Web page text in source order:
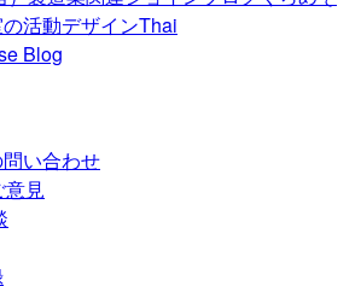
活動デザインThai
Blog
い合わせ
見